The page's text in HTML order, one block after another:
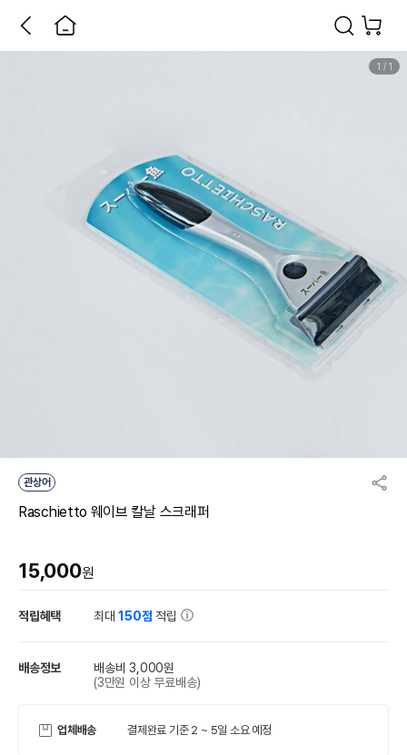
1 / 1
관상어
Raschietto 웨이브 칼날 스크래퍼
15,000원
적립혜택 최대150점 적립
배송정보
배송비 3,000원
(3만원 이상 무료배송)
업체배송 결제완료 기준 2 ~ 5일 소요 예정